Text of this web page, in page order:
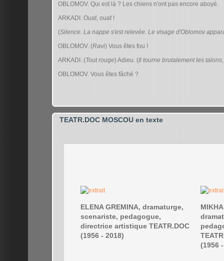
OBLOMOV. Qui est là ? Les chiens n'ont pas encore aboyé.
ARKADI. Ouaf, ouaf !
(Silence. La nappe s'est relevée. Le visage d'Oblomov
OBLOMOV. (Ravi) Vous êtes fou !
ARKADI. (Tout rouge) Adieu. (Il tourne brutalement les
OBLOMOV. Vous êtes fâché ?
TEATR.DOC MOSCOU en texte